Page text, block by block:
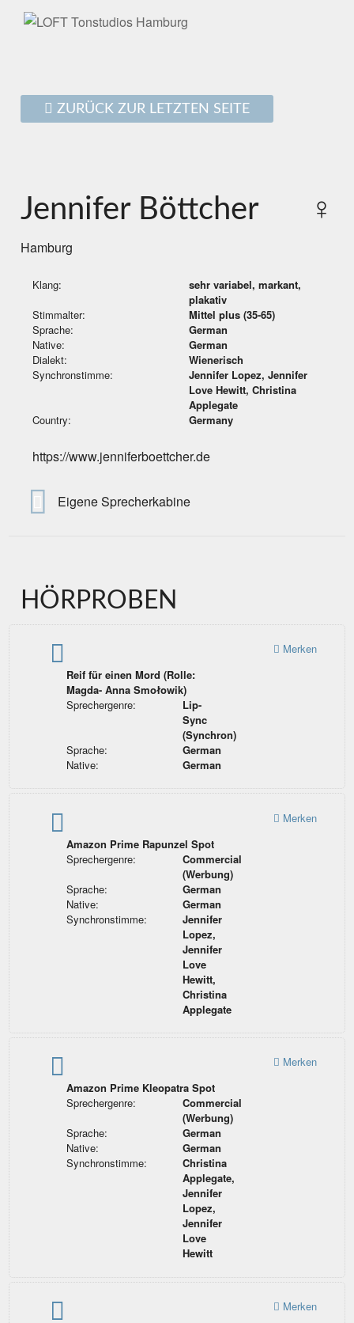
ZURÜCK ZUR LETZTEN SEITE
Jennifer Böttcher ♀
Hamburg
Klang:
sehr variabel, markant,
plakativ
Stimmalter:
Mittel plus (35-65)
Sprache:
German
Native:
German
Dialekt:
Wienerisch
Synchronstimme:
Jennifer Lopez, Jennifer
Love Hewitt, Christina
Applegate
Country:
Germany
https://www.jenniferboettcher.de
Eigene Sprecherkabine
HÖRPROBEN
Reif für einen Mord (Rolle:
Magda- Anna Smołowik)
Sprechergenre:
Lip-
Sync
(Synchron)
Sprache:
German
Native:
German
Merken
Amazon Prime Rapunzel Spot
Sprechergenre:
Commercial
(Werbung)
Sprache:
German
Native:
German
Synchronstimme:
Jennifer
Lopez,
Jennifer
Love
Hewitt,
Christina
Applegate
Merken
Amazon Prime Kleopatra Spot
Sprechergenre:
Commercial
(Werbung)
Sprache:
German
Native:
German
Synchronstimme:
Christina
Applegate,
Jennifer
Lopez,
Jennifer
Love
Hewitt
Merken
Merken